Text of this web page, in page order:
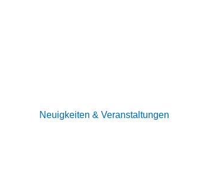
Neuigkeiten & Veranstaltungen